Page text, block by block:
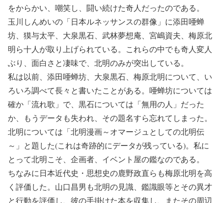
をからかい、嘲笑し、闘い続けた奇人だったのである。
玉川しんめいの「日本ルネッサンスの群像」に添田唖蝉
坊、獏与太平、大泉黒石、武林夢想庵、宮嶋資夫、梅原北
明ら十人が取り上げられている。これらの中でも奇人変人
ぶり、面白さと凄味で、北明のみが突出している。
私は以前、添田唖蝉坊、大泉黒石、梅原北明について、い
ろいろ調べて長々と書いたことがある。唖蝉坊については
確か「流れ歌」で、黒石については「無用の人」だった
か、もうデータも失われ、その題名すら忘れてしまった。
北明については「北明漫画～オマージュとしての北明伝
～」と題した(これは奇跡的にデータが残っている)。私に
とって北明こそ、企画者、イベント屋の鑑なのである。
ちなみに日本近代史・思想史の鹿野政直らも梅原北明を高
く評価した。山口昌男も北明の見識、鑑識眼等とその異才
と行動を評価し、彼の手掛けた本を収集し、またその周辺